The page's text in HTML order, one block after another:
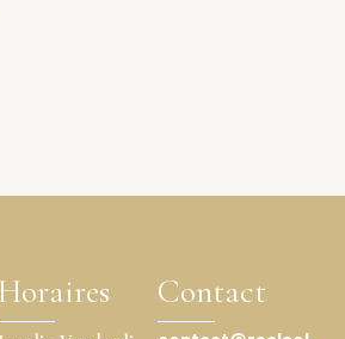
Horaires Contact